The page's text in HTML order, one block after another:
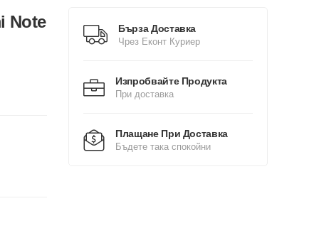
Note
Бърза Доставка
Чрез Еконт Куриер
Изпробвайте Продукта
При доставка
Плащане При Доставка
Бъдете така спокойни